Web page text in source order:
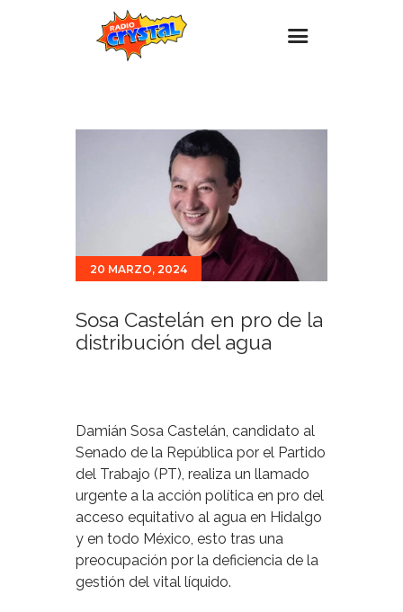
Promociones
Para ti
20 MARZO, 2024
Sosa Castelán en pro de la
distribución del agua
Damián Sosa Castelán, candidato al
Senado de la República por el Partido
del Trabajo (PT), realiza un llamado
urgente a la acción política en pro del
acceso equitativo al agua en Hidalgo
y en todo México, esto tras una
preocupación por la deficiencia de la
gestión del vital líquido.